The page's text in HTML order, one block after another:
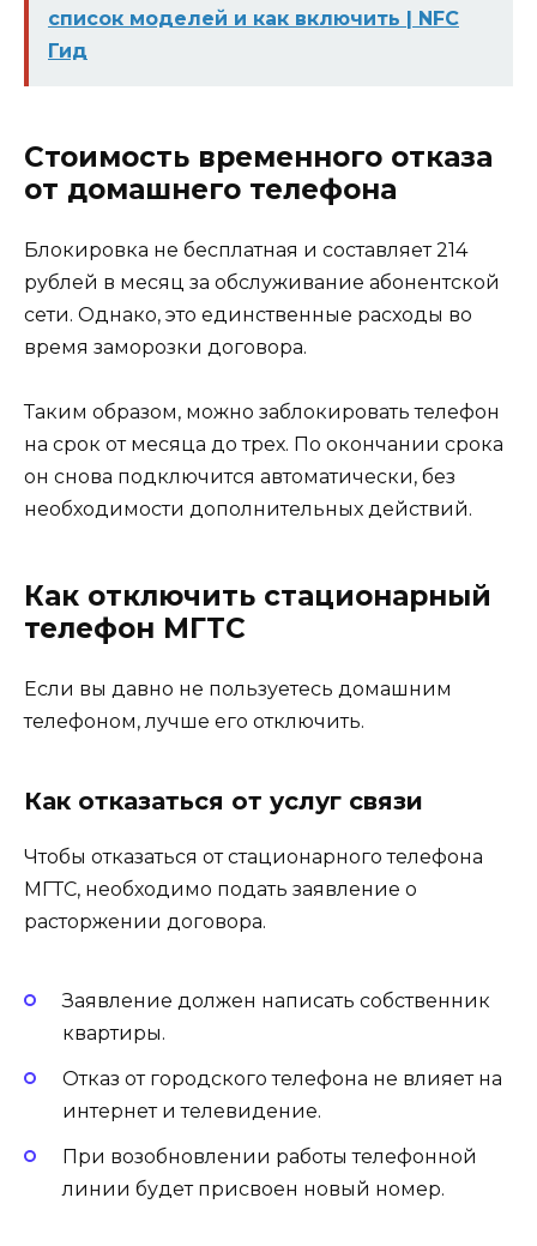
список моделей и как включить | NFC
Гид
Стоимость временного отказа
от домашнего телефона
Блокировка не бесплатная и составляет 214
рублей в месяц за обслуживание абонентской
сети. Однако, это единственные расходы во
время заморозки договора.
Таким образом, можно заблокировать телефон
на срок от месяца до трех. По окончании срока
он снова подключится автоматически, без
необходимости дополнительных действий.
Как отключить стационарный
телефон МГТС
Если вы давно не пользуетесь домашним
телефоном, лучше его отключить.
Как отказаться от услуг связи
Чтобы отказаться от стационарного телефона
МГТС, необходимо подать заявление о
расторжении договора.
Заявление должен написать собственник
квартиры.
Отказ от городского телефона не влияет на
интернет и телевидение.
При возобновлении работы телефонной
линии будет присвоен новый номер.